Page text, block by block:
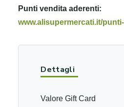
Punti vendita aderenti:
www.alisupermercati.it/
Dettagli
Valore Gift Card